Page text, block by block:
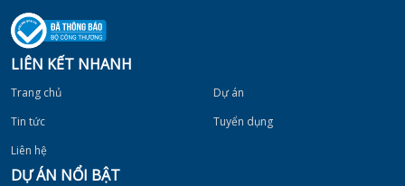
LIÊN KẾT NHANH
Trang chủ
Dự án
Tin tức
Tuyển dụng
Liên hệ
DỰ ÁN NỔI BẬT